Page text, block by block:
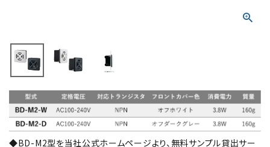
光音一体型
音/音声
LED照明
◆BD-M2型を当社公式ホームページより、無料サンプル貸出サー